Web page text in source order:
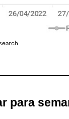
para